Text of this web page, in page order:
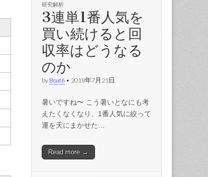
研究解析
3連単1番人気を
買い続けると回
収率はどうなる
のか
by Boat6 • 2018年7月21日
暑いですね〜 こう暑いとなにも考
えたくなくなり、1番人気に絞って
運を天にまかせた…
Read more →